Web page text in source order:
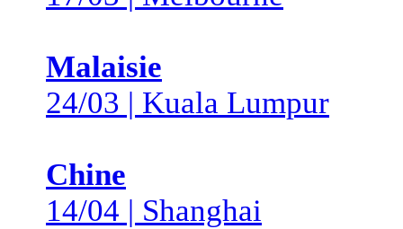
Malaisie
24/03 | Kuala Lumpur
Chine
14/04 | Shanghai